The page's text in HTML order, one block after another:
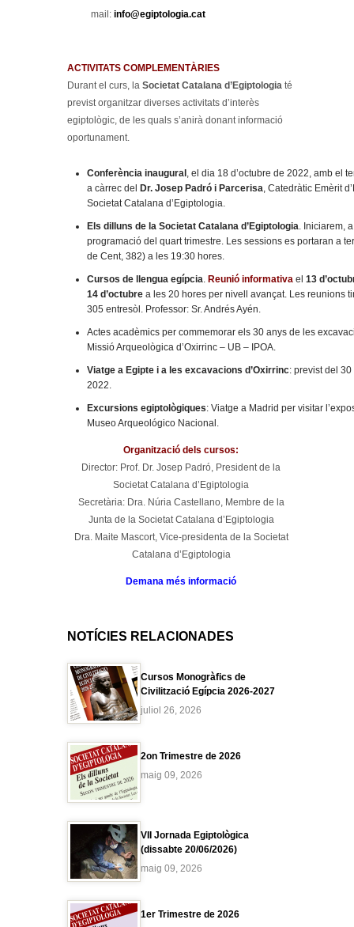
mail: info@egiptologia.cat
ACTIVITATS COMPLEMENTÀRIES
Durant el curs, la Societat Catalana d’Egiptologia té
previst organitzar diverses activitats d’interès
egiptològic, de les quals s’anirà donant informació
oportunament.
Conferència inaugural , el dia 18 d’octubre de 2022, amb el
a càrrec del
Dr. Josep Padró i Parcerisa, Catedràtic Emèrit
Societat Catalana d’Egiptologia.
Els dilluns de la Societat Catalana d’Egiptologia. Iniciarem,
programació del quart trimestre. Les sessions es portaran a
de Cent, 382) a les 19:30 hores.
Cursos de llengua egípcia. Reunió informativa el 13
14 d’octubre a les 20 hores per nivell avançat. Les reunions
305 entresòl. Professor: Sr. Andrés Ayén.
Actes acadèmics per commemorar els 30 anys de les
Missió Arqueològica d’Oxirrinc – UB – IPOA.
Viatge a Egipte i a les excavacions d’Oxirrinc: previst del
2022.
Excursions egiptològiques: Viatge a Madrid per visitar
Museo Arqueológico Nacional.
Organització dels cursos:
Director: Prof. Dr. Josep Padró, President de la
Societat Catalana d’Egiptologia
Secretària: Dra. Núria Castellano, Membre de la
Junta de la Societat Catalana d’Egiptologia
Dra. Maite Mascort, Vice-presidenta de la Societat
Catalana d’Egiptologia
Demana més informació
NOTÍCIES RELACIONADES
Cursos Monogràfics de
Civilització Egípcia 2026-2027
juliol 26, 2026
2on Trimestre de 2026
maig 09, 2026
VII Jornada Egiptològica
(dissabte 20/06/2026)
maig 09, 2026
1er Trimestre de 2026